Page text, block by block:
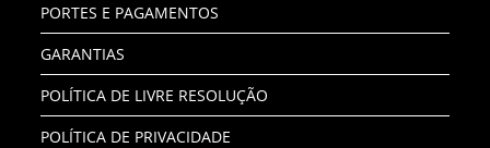
PORTES E PAGAMENTOS
GARANTIAS
POLÍTICA DE LIVRE RESOLUÇÃO
POLÍTICA DE PRIVACIDADE